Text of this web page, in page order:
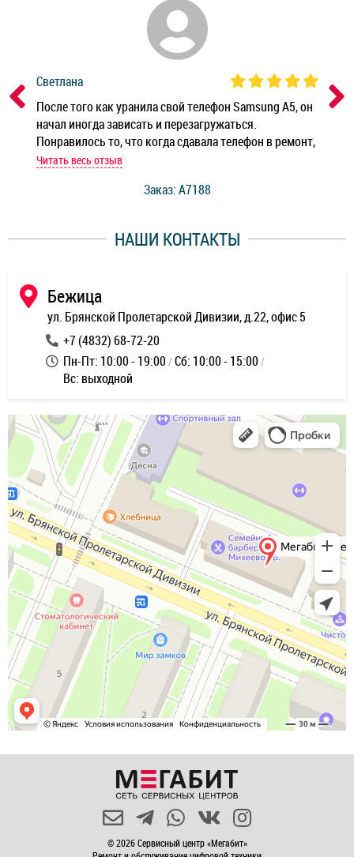
Светлана
После того как уранила свой телефон Samsung A5, он
начал иногда зависать и перезагружаться.
Понравилось то, что когда сдавала телефон в ремонт,
мастер при мне сделал быструю диагностику и сказал
работы и оперативность!
Читать весь отзыв
Заказ: A7188
НАШИ КОНТАКТЫ
Бежица
ул. Брянской Пролетарской Дивизии, д.22, офис 5
+7 (4832) 68-72-20
Пн-Пт: 10:00 - 19:00 Сб: 10:00 - 15:00
Вс: выходной
© 2026 Сервисный центр «Мегабит»